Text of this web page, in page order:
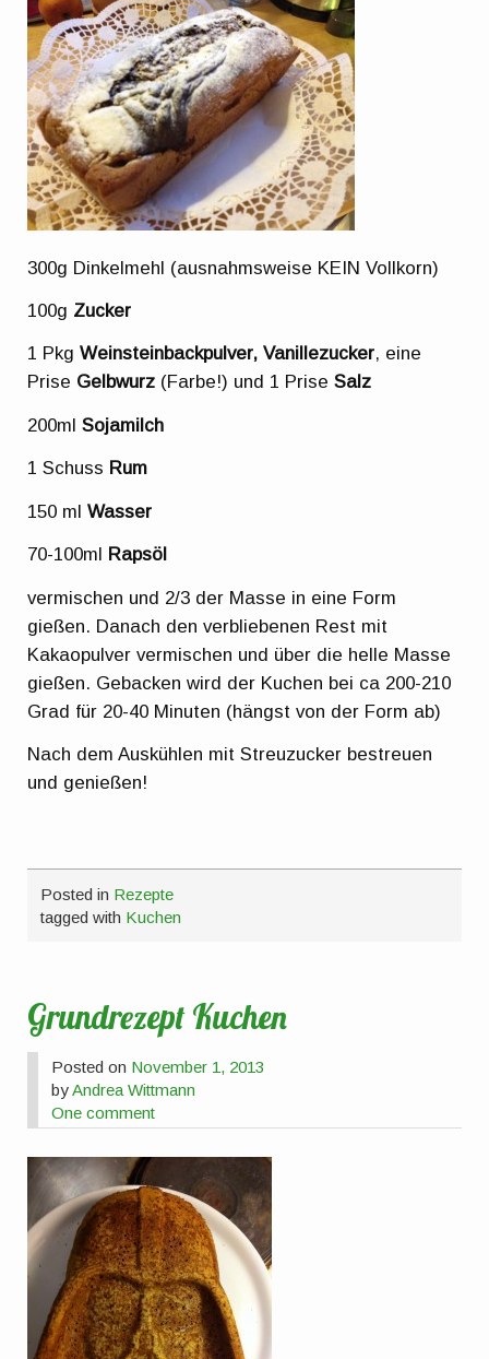
300g Dinkelmehl (ausnahmsweise KEIN Vollkorn)
100g Zucker
1 PkgWeinsteinbackpulver, Vanillezucker, eine
Prise Gelbwurz (Farbe!) und 1 PriseSalz
200mlSojamilch
1 Schuss Rum
150 mlWasser
70-100ml Rapsöl
vermischen und 2/3 der Masse in eine Form
gießen. Danach den verbliebenen Rest mit
Kakaopulver vermischen und über die helle Masse
gießen. Gebacken wird der Kuchen bei ca 200-210
Grad für 20-40 Minuten (hängst von der Form ab)
Nach dem Auskühlen mit Streuzucker bestreuen
und genießen!
Posted in Rezepte
tagged with Kuchen
Grundrezept Kuchen
Posted on November 1, 2013
byAndrea Wittmann
One comment